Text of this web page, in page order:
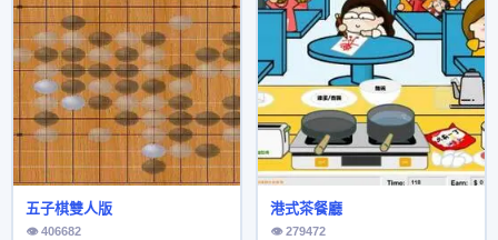
五子棋雙人版
👁 406682
港式茶餐廳
👁 279472